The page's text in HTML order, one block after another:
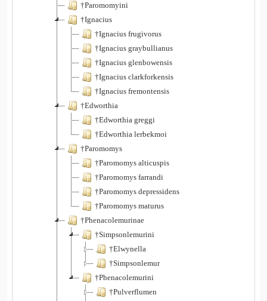
†Paromomyini
†Ignacius
†Ignacius frugivorus
†Ignacius graybullianus
†Ignacius glenbowensis
†Ignacius clarkforkensis
†Ignacius fremontensis
†Edworthia
†Edworthia greggi
†Edworthia lerbekmoi
†Paromomys
†Paromomys alticuspis
†Paromomys farrandi
†Paromomys depressidens
†Paromomys maturus
†Phenacolemurinae
†Simpsonlemurini
†Elwynella
†Simpsonlemur
†Phenacolemurini
†Pulverflumen